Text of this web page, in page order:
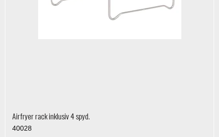
Airfryer rack inklusiv 4 spyd.
40028